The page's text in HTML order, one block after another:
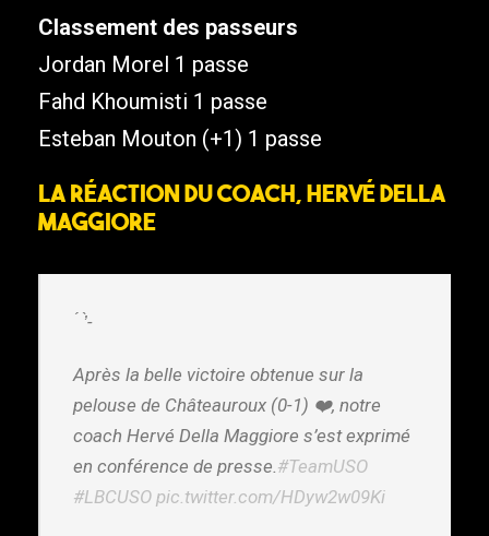
Classement des passeurs
Jordan Morel 1 passe
Fahd Khoumisti 1 passe
Esteban Mouton (+1) 1 passe
La réaction du coach, Hervé Della
Maggiore
️ ́ ’̀-
Après la belle victoire obtenue sur la
pelouse de Châteauroux (0-1) ❤️, notre
coach Hervé Della Maggiore s’est exprimé
en conférence de presse. #TeamUSO
#LBCUSO pic.twitter.com/HDyw2w09Ki